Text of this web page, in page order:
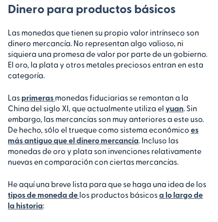
Dinero para productos básicos
Las monedas que tienen su propio valor intrínseco son
dinero mercancía. No representan algo valioso, ni
siquiera una promesa de valor por parte de un gobierno.
El oro, la plata y otros metales preciosos entran en esta
categoría.
Las primeras monedas fiduciarias se remontan a la
China del siglo XI, que actualmente utiliza el yuan. Sin
embargo, las mercancías son muy anteriores a este uso.
De hecho, sólo el trueque como sistema económico es
más antiguo que el dinero mercancía. Incluso las
monedas de oro y plata son invenciones relativamente
nuevas en comparación con ciertas mercancías.
He aquí una breve lista para que se haga una idea de los
tipos de moneda de los productos básicosa lo largo de
la historia: